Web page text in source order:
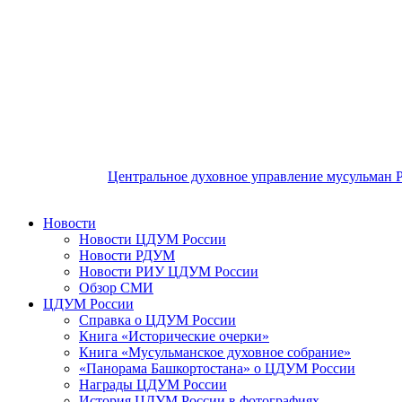
Центральное духовное управление мусульман
Новости
Новости ЦДУМ России
Новости РДУМ
Новости РИУ ЦДУМ России
Обзор СМИ
ЦДУМ России
Справка о ЦДУМ России
Книга «Исторические очерки»
Книга «Мусульманское духовное собрание»
«Панорама Башкортостана» о ЦДУМ России
Награды ЦДУМ России